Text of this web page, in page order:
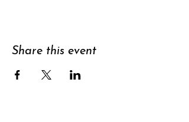
Share this event